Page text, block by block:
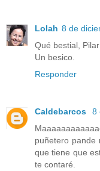
Lolah 8 de
Qué bestial,
Un besico.
Responder
Caldebarcos
8
puñetero
que tiene que
te contaré.